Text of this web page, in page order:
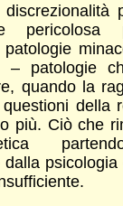
discrezionalità
patologie
quando la
della
più. Ciò che
dalla